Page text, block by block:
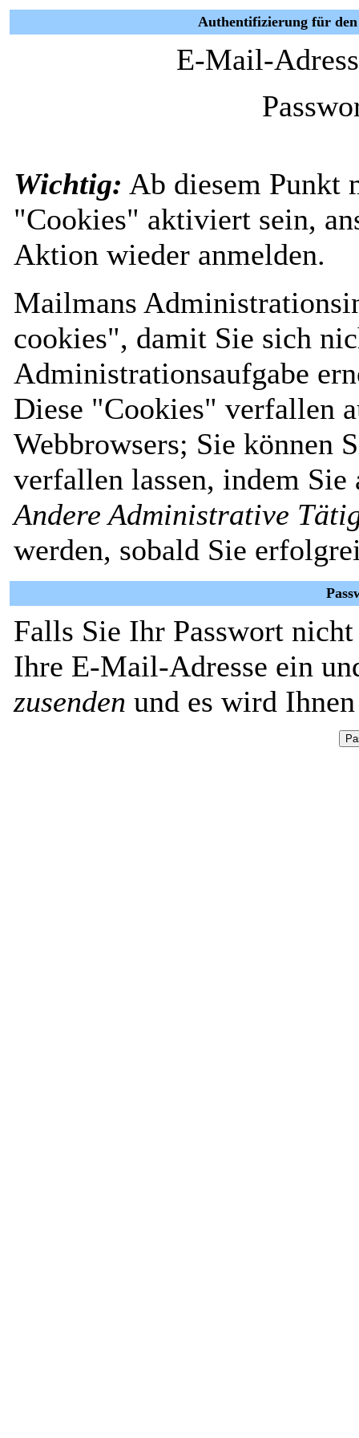
Authentifizierung für
E-Mail-
Wichtig: Ab diesem Punkt
"Cookies" aktiviert sein,
Aktion wieder anmelden.
Mailmans
cookies", damit Sie sich
Administrationsaufgabe
Diese "Cookies" verfallen
Webbrowsers; Sie können
verfallen lassen, indem
Andere Administrative
werden, sobald Sie
Falls Sie Ihr Passwort
Ihre E-Mail-Adresse ein
zusenden und es wird